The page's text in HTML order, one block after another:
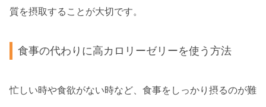
質を摂取することが大切です。
食事の代わりに高カロリーゼリーを使う方法
忙しい時や食欲がない時など、食事をしっかり摂るのが難